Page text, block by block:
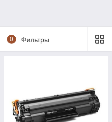
0 Фильтры